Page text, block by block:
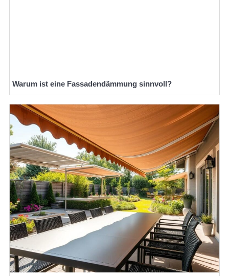
Warum ist eine Fassadendämmung sinnvoll?